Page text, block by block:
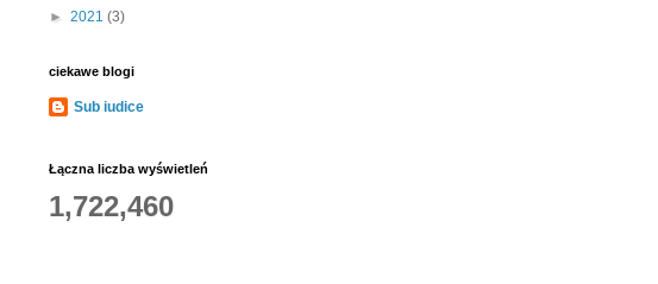
► 2021 (3)
ciekawe blogi
Sub iudice
Łączna liczba wyświetleń
1,722,460